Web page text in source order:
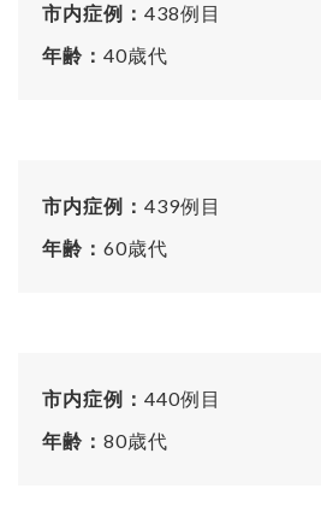
市内症例： 438例目
年齢： 40歳代
市内症例： 439例目
年齢： 60歳代
市内症例： 440例目
年齢： 80歳代